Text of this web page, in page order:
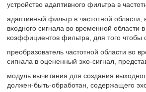
устройство адаптивного фильтра в
адаптивный фильтр в частотной
входного сигнала во временной
коэффициентов фильтра, для того чтобы
преобразователь частотной области во
сигнала в оцененный эхо-сигнал,
модуль вычитания для создания
должен-быть-обработан, содержащего